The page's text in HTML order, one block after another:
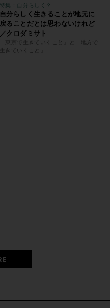
特集：自分らしく？
自分らしく生きることが地元に
戻ることだとは思わないけれど
／クロダミサト
「東京で生きていくこと」と「地方で
生きていくこと」